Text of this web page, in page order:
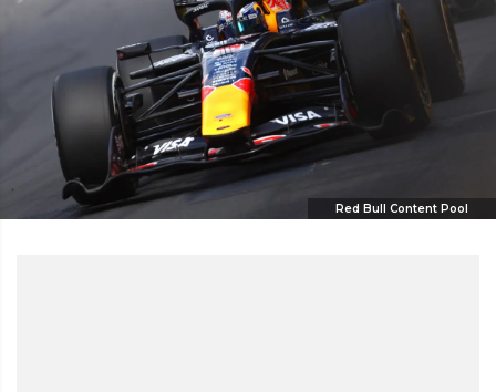
Red Bull Content Pool